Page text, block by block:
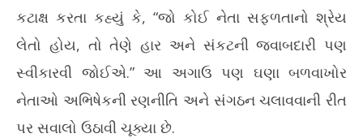
કટાક્ષ કરતા કહ્યું કે, “જો કોઈ નેતા સફળતાનો શ્રેય
લેતો હોય, તો તેણે હાર અને સંકટની જવાબદારી પણ
સ્વીકારવી જોઈએ.” આ અગાઉ પણ ઘણા બળવાખોર
નેતાઓ અભિષેકની રણનીતિ અને સંગઠન ચલાવવાની રીત
પર સવાલો ઉઠાવી ચૂક્યા છે.